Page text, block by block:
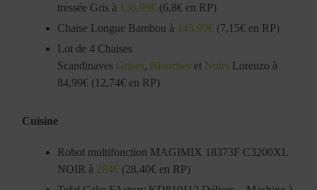
tressée Gris à 136,99€ (6,8€ en RP)
Chaise Longue Bambou à 143,99€ (7,15€ en RP)
Lot de 4 Chaises
Scandinaves Grises, Blanches et Noirs Lorenzo à
84,99€ (12,74€ en RP)
Cuisine
Robot multifonction MAGIMIX 18373F C3200XL
NOIR à 284€ (28,40€ en RP)